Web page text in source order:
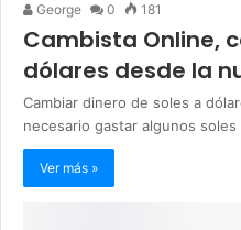
George 0 181
Cambista Online,
dólares desde la
Cambiar dinero de soles a
necesario gastar algunos
Ver más »